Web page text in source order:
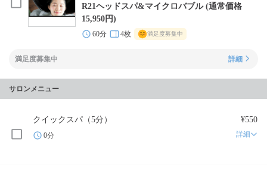
R21ヘッドスパ&マイクロバブル (通常価格
15,950円)
60分 4枚 満足度募集中
満足度募集中 詳細
サロンメニュー
クイックスパ（5分） ¥550
0分 詳細